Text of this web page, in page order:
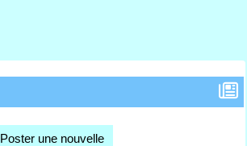
Poster une nouvelle